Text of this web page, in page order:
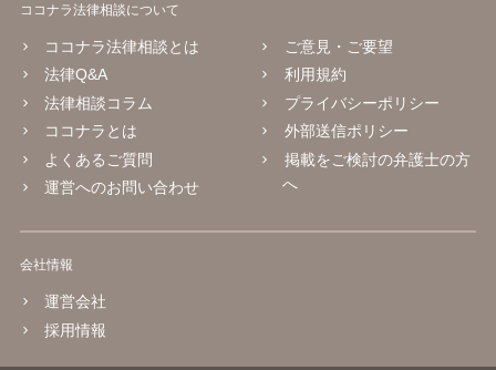
ココナラ法律相談について
ココナラ法律相談とは
法律Q&A
法律相談コラム
ココナラとは
よくあるご質問
運営へのお問い合わせ
ご意見・ご要望
利用規約
プライバシーポリシー
外部送信ポリシー
掲載をご検討の弁護士の方
へ
会社情報
運営会社
採用情報